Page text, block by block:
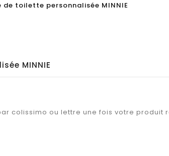
de toilette personnalisée MINNIE
MINNIE
colissimo ou lettre une fois votre produit